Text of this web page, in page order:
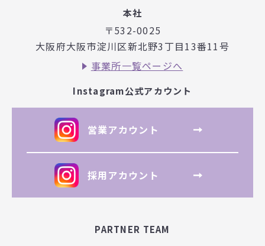
本社
〒532-0025
大阪府大阪市淀川区新北野3丁目13番11号
事業所一覧ページへ
Instagram公式アカウント
営業アカウント
採用アカウント
PARTNER TEAM